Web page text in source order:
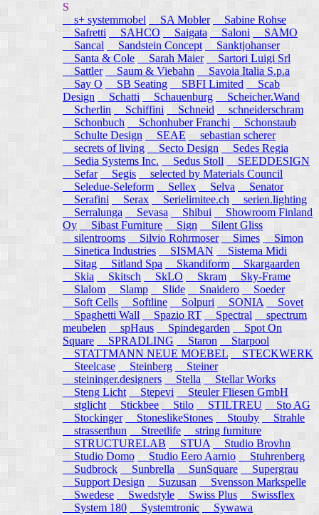
S
s+ systemmobel
SA Mobler
Sabine Rohse
Safretti
SAHCO Saigata Saloni
SAMO
Sancal
Sandstein Concept
Sanktjohanser
Santa & Cole
Sarah Maier
Sartori Luigi Srl
Sattler
Saum & Viebahn
Savoia Italia S.p.a
Say O
SB Seating SBFI Limited
Scab
Design
Schatti Schauenburg
Scheicher.Wand
Scherlin
Schiffini Schneid
schneiderschram
Schonbuch
Schonhuber Franchi
Schonstaub
Schulte Design
SEAE
sebastian scherer
secrets of living
Secto Design
Sedes Regia
Sedia Systems Inc.
Sedus Stoll
SEEDDESIGN
Sefar
Segis
selected by Materials Council
Seledue-Seleform
Sellex Selva
Senator
Serafini
Serax Serielimitee.ch
serien.lighting
Serralunga
Sevasa Shibui
Showroom Finland
Oy
Sibast Furniture Sign
Silent Gliss
silentrooms
Silvio Rohrmoser Simes Simon
Sinetica Industries
SISMAN
Sistema Midi
Sitag
Sitland Spa Skandiform
Skargaarden
Skia
Skitsch SkLO Skram
Sky-Frame
Slalom
Slamp Slide Snaidero
Soeder
Soft Cells
Softline Solpuri SONIA
Sovet
Spaghetti Wall
Spazio RT Spectral
spectrum
meubelen
spHaus Spindegarden
Spot On
Square
SPRADLING Staron
Starpool
STATTMANN NEUE MOEBEL
STECKWERK
Steelcase
Steinberg
Steiner
steininger.designers
Stella Stellar Works
Steng Licht
Stepevi
Steuler Fliesen GmbH
stglicht
Stickbee Stilo STILTREU
Sto AG
Stockinger
StoneslikeStones Stouby
Strahle
strasserthun
Streetlife
string furniture
STRUCTURELAB
STUA
Studio Brovhn
Studio Domo
Studio Eero Aarnio
Stuhrenberg
Sudbrock
Sunbrella SunSquare
Supergrau
Support Design
Suzusan
Svensson Markspelle
Swedese
Swedstyle Swiss Plus
Swissflex
System 180
Systemtronic Sywawa